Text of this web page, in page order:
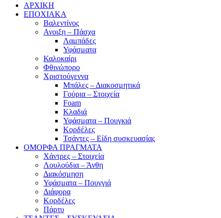
ΑΡΧΙΚΗ
ΕΠΟΧΙΑΚΑ
Βαλεντίνος
Ανοιξη – Πάσχα
Λαμπάδες
Υφάσματα
Καλοκαίρι
Φθινώπορο
Χριστούγεννα
Μπάλες – Διακοσμητικά
Γούρια – Στοιχεία
Foam
Κλαδιά
Υφάσματα – Πουγκιά
Κορδέλες
Τσάντες – Είδη συσκευασίας
ΟΜΟΡΦΑ ΠΡΑΓΜΑΤΑ
Χάντρες – Στοιχεία
Λουλούδια – Άνθη
Διακόσμηση
Υφάσματα – Πουγγιά
Διάφορα
Κορδέλες
Πάρτυ